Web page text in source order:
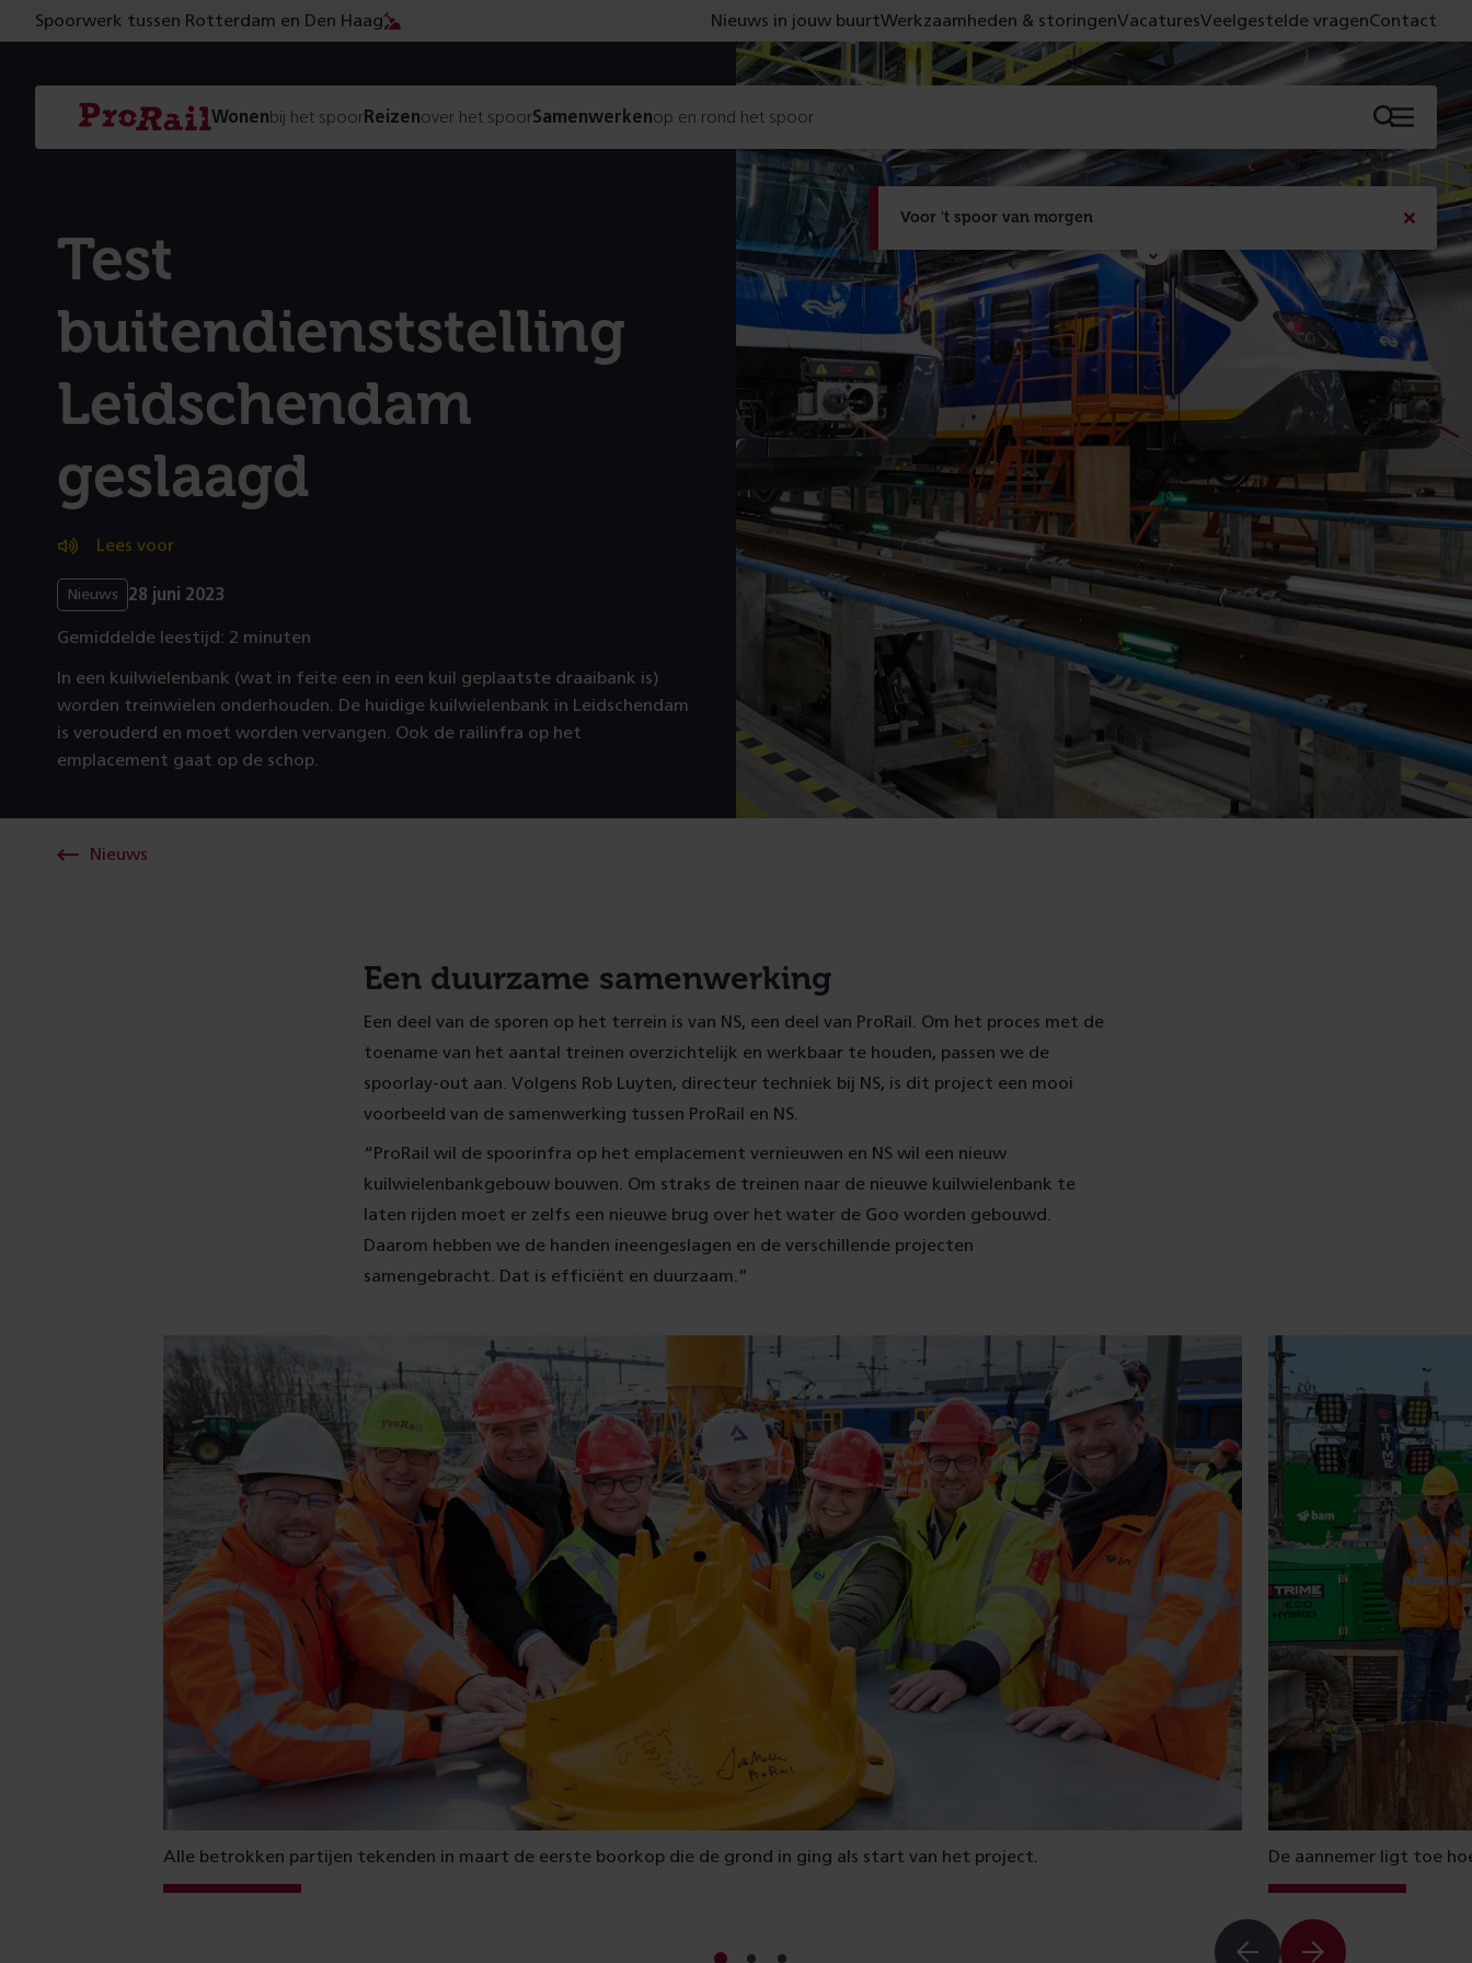
Voor 't spoor van morgen
Met de campagne 'Voor 't spoor naar morgen' laten
we zien wat er vandaag gebeurt en wat dat -
figuurlijk gezien - morgen oplevert.
Bericht
sluiten
Spoorwerk tussen Rotterdam en Den Haag Nieuws in jouw buurtWerkzaamheden & storingenVacaturesVeelgestelde vragenContact
Navigatie
Homepage
ProRail
Wonenbij het spoorReizenover het spoorSamenwerkenop en rond het spoor Menu
Test
buitendienststelling
Leidschendam
geslaagd
Lees voor
Nieuws 28 juni 2023
Gemiddelde leestijd: 2 minuten
In een kuilwielenbank (wat in feite een in een kuil geplaatste draaibank is)
worden treinwielen onderhouden. De huidige kuilwielenbank in Leidschendam
is verouderd en moet worden vervangen. Ook de railinfra op het
emplacement gaat op de schop.
Nieuws
Een duurzame samenwerking
Een deel van de sporen op het terrein is van NS, een deel van ProRail. Om het proces met de
toename van het aantal treinen overzichtelijk en werkbaar te houden, passen we de
spoorlay-out aan. Volgens Rob Luyten, directeur techniek bij NS, is dit project een mooi
voorbeeld van de samenwerking tussen ProRail en NS.
“ProRail wil de spoorinfra op het emplacement vernieuwen en NS wil een nieuw
kuilwielenbankgebouw bouwen. Om straks de treinen naar de nieuwe kuilwielenbank te
laten rijden moet er zelfs een nieuwe brug over het water de Goo worden gebouwd.
Daarom hebben we de handen ineengeslagen en de verschillende projecten
samengebracht. Dat is efficiënt en duurzaam.”
Alle betrokken partijen tekenden in maart de eerste boorkop die de grond in ging als start van het project. De aannemer ligt toe